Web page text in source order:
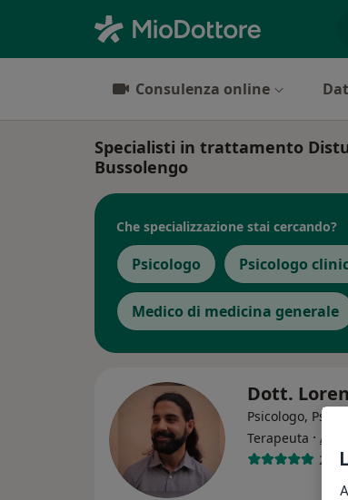
Consulenza online
Specialisti in trattamento
Bussolengo
Che specializzazione stai cercando?
Psicologo Psicologo
Medico di medicina generale
Dott.
Psicologo,
Terapeuta · Altro
25